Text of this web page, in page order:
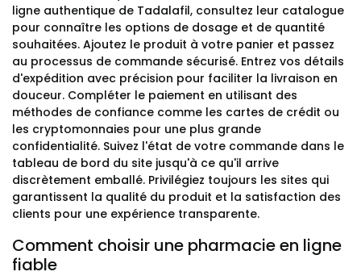
ligne authentique de Tadalafil, consultez leur catalogue
pour connaître les options de dosage et de quantité
souhaitées. Ajoutez le produit à votre panier et passez
au processus de commande sécurisé. Entrez vos détails
d'expédition avec précision pour faciliter la livraison en
douceur. Compléter le paiement en utilisant des
méthodes de confiance comme les cartes de crédit ou
les cryptomonnaies pour une plus grande
confidentialité. Suivez l'état de votre commande dans le
tableau de bord du site jusqu'à ce qu'il arrive
discrètement emballé. Privilégiez toujours les sites qui
garantissent la qualité du produit et la satisfaction des
clients pour une expérience transparente.
Comment choisir une pharmacie en ligne
fiable